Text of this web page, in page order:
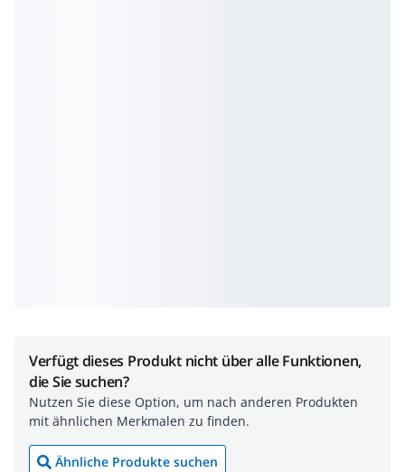
Verfügt dieses Produkt nicht über alle Funktionen,
die Sie suchen?
Nutzen Sie diese Option, um nach anderen Produkten
mit ähnlichen Merkmalen zu finden.
Ähnliche Produkte suchen